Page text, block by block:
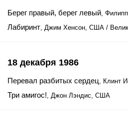
Берег правый, берег левый,
Лабиринт, Джим Хенсон, США /
18 декабря 1986
Перевал разбитых сердец, Клинт
Три амигос!, Джон Лэндис, США